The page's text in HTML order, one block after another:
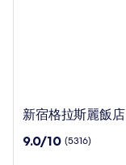
新
格
新宿格拉斯麗飯店
9.0
9.0/10 (5316)